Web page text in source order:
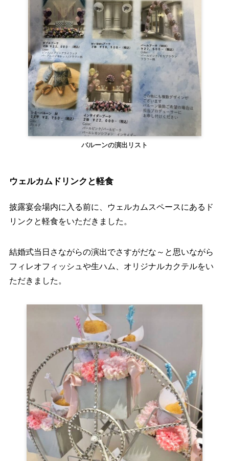
バルーンの演出リスト
ウェルカムドリンクと軽食
披露宴会場内に入る前に、ウェルカムスペースにあるド
リンクと軽食をいただきました。
結婚式当日さながらの演出でさすがだな～と思いながら
フィレオフィッシュや生ハム、オリジナルカクテルをい
ただきました。